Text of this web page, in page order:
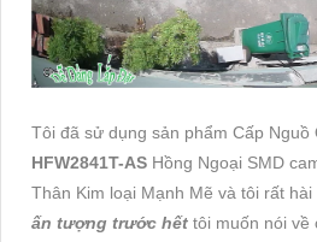
Tôi đã sử dụng sản phẩm Cấp Nguồ
HFW2841T-AS Hồng Ngoại SMD
Thân Kim loại Mạnh Mẽ và tôi rất
ấn tượng trước hết tôi muốn nói về